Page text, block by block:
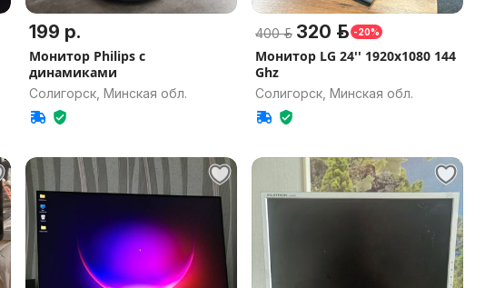
199 р.
Монитор Philips с
динамиками
Солигорск, Минская обл.
400 р. 320 р. -20%
Монитор LG 24'' 1920х1080 144
Ghz
Солигорск, Минская обл.